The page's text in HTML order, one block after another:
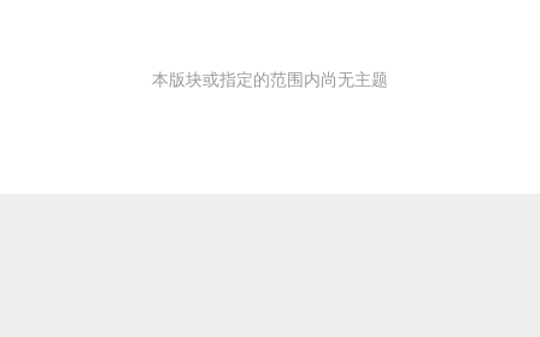
本版块或指定的范围内尚无主题